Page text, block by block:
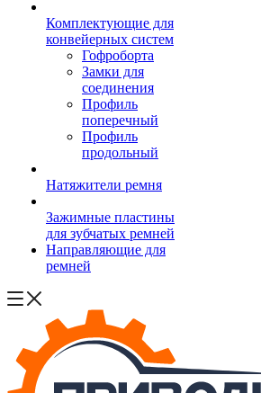
Комплектующие для
конвейерных систем
Гофроборта
Замки для
соединения
Профиль
поперечный
Профиль
продольный
Натяжители ремня
Зажимные пластины
для зубчатых ремней
Направляющие для
ремней